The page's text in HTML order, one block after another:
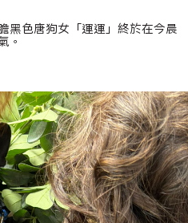
黑色唐狗女「運運」終於在今晨
。